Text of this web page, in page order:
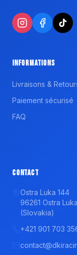
Informations
Livraisons &
Paiement sécurisé
FAQ
Contact
Ostra Luka 144
96261 Ostra Luka
(Slovakia)
+421 901 703